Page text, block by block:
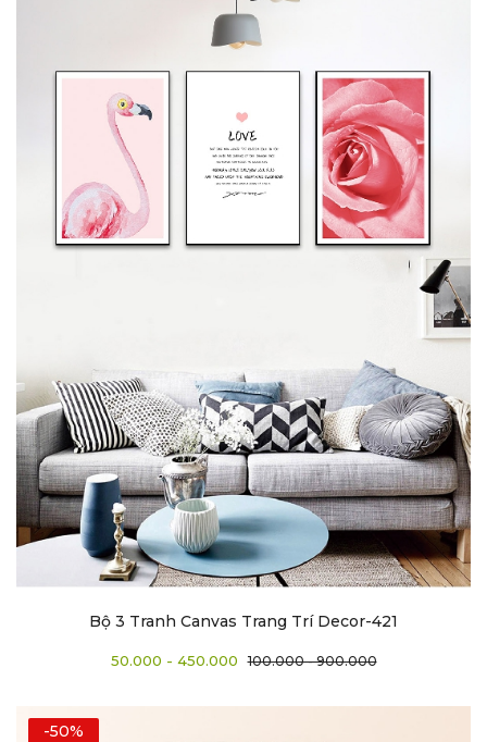
Bộ 3 Tranh Canvas Trang Trí Decor-421
50.000 - 450.000 100.000 - 900.000
-50%